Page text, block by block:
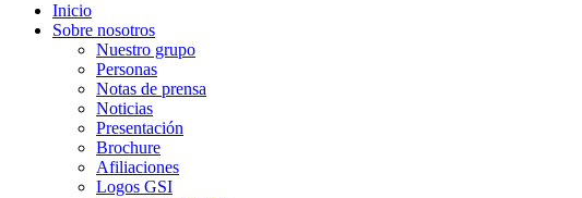
Inicio
Sobre nosotros
Nuestro grupo
Personas
Notas de prensa
Noticias
Presentación
Brochure
Afiliaciones
Logos GSI